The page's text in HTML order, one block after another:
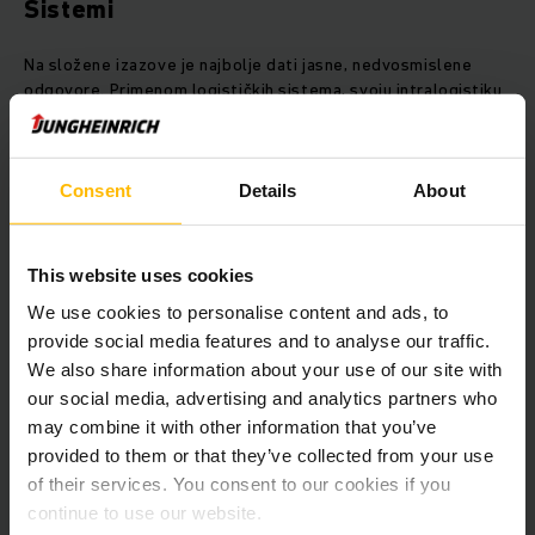
Consent Details About
This website uses cookies
We use cookies to personalise content and ads, to
provide social media features and to analyse our traffic.
We also share information about your use of our site with
our social media, advertising and analytics partners who
may combine it with other information that you’ve
provided to them or that they’ve collected from your use
of their services. You consent to our cookies if you
continue to use our website.
Sistemi
Na složene izazove je najbolje dati jasne, nedvosmislene
odgovore. Primenom logističkih sistema, svoju intralogistiku
uvek držite pod kontrolom. Tako ste uvek na putu rešavanja
problema i u punoj brzini ka poslovnom uspehu.
Usluge